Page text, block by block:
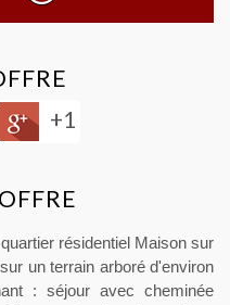
+1
résidentiel Maison sur
un terrain arboré d'environ
: séjour avec cheminée